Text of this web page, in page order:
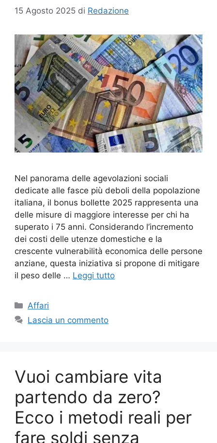
15 Agosto 2025 di Redazione
Nel panorama delle agevolazioni sociali
dedicate alle fasce più deboli della popolazione
italiana, il bonus bollette 2025 rappresenta una
delle misure di maggiore interesse per chi ha
superato i 75 anni. Considerando l’incremento
dei costi delle utenze domestiche e la
crescente vulnerabilità economica delle persone
anziane, questa iniziativa si propone di mitigare
il peso delle … Leggi tutto
Categorie
Affari
Lascia un commento
Vuoi cambiare vita
partendo da zero?
Ecco i metodi reali per
fare soldi senza